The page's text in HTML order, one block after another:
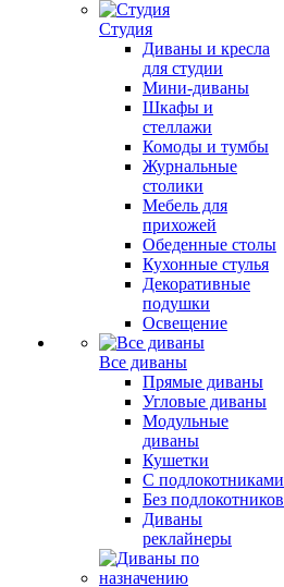
Студия
Диваны и кресла
для студии
Мини-диваны
Шкафы и
стеллажи
Комоды и тумбы
Журнальные
столики
Мебель для
прихожей
Обеденные столы
Кухонные стулья
Декоративные
подушки
Освещение
Все диваны
Прямые диваны
Угловые диваны
Модульные
диваны
Кушетки
С подлокотниками
Без подлокотников
Диваны
реклайнеры